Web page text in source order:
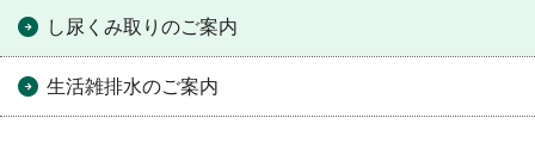
し尿くみ取りのご案内
生活雑排水のご案内